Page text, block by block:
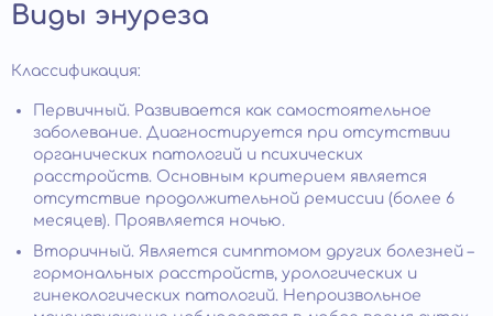
Виды энуреза
Классификация:
Первичный. Развивается как самостоятельное
заболевание. Диагностируется при отсутствии
органических патологий и психических
расстройств. Основным критерием является
отсутствие продолжительной ремиссии (более 6
месяцев). Проявляется ночью.
Вторичный. Является симптомом других болезней –
гормональных расстройств, урологических и
гинекологических патологий. Непроизвольное